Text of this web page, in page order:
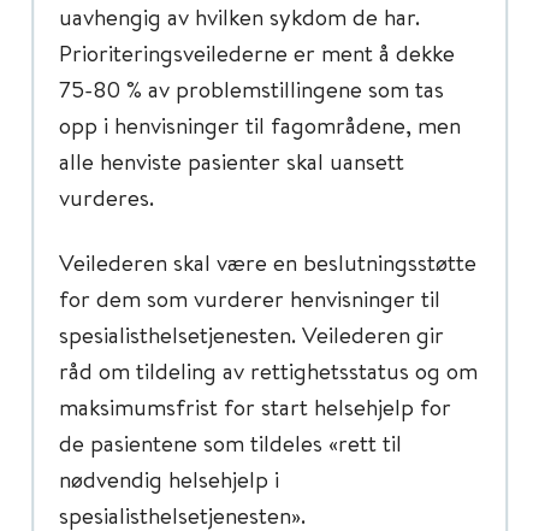
uavhengig av hvilken sykdom de har.
Prioriteringsveilederne er ment å dekke
75-80 % av problemstillingene som tas
opp i henvisninger til fagområdene, men
alle henviste pasienter skal uansett
vurderes.
Veilederen skal være en beslutningsstøtte
for dem som vurderer henvisninger til
spesialisthelsetjenesten. Veilederen gir
råd om tildeling av rettighetsstatus og om
maksimumsfrist for start helsehjelp for
de pasientene som tildeles «rett til
nødvendig helsehjelp i
spesialisthelsetjenesten».